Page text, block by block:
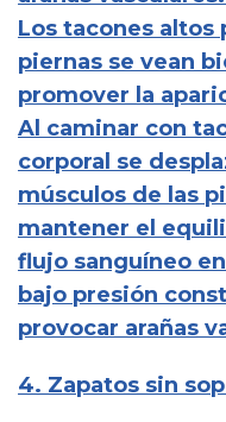
Los tacones altos
piernas se vean
promover la
Al caminar con
corporal se
músculos de las
mantener el
flujo sanguíneo
bajo presión
provocar arañas
4. Zapatos sin